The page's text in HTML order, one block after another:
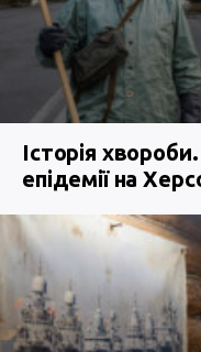
Історія
епідемії на